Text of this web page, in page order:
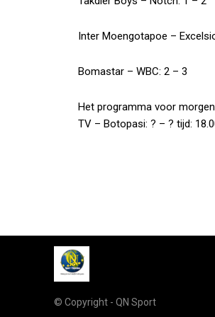
Inter Moengotapoe –
Bomastar – WBC: 2 – 3
Het programma voor
TV – Botopasi: ? – ? tijd:
© Copyright - QN Sport